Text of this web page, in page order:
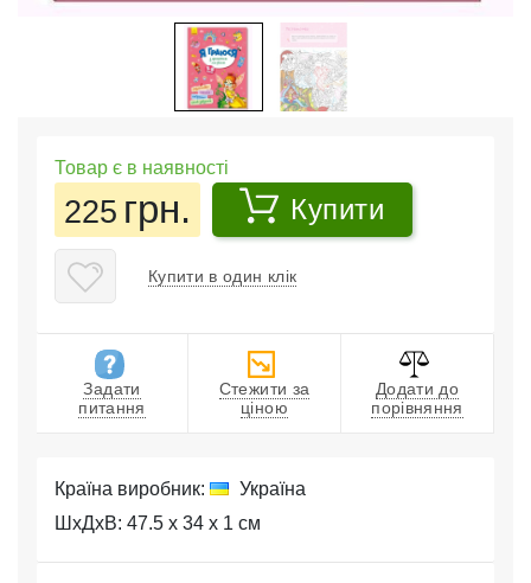
Товар є в наявності
225 грн. Купити
Купити в один клік
Задати
питання
Стежити за
ціною
Додати до
порівняння
Країна виробник:
Україна
ШхДхВ: 47.5 x 34 x 1 см